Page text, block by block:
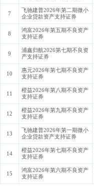
7
飞驰建普2026年第二期微小
企业贷款资产支持证券
8
鸿富2026年第五期不良资产
支持证券
9
浦鑫归航2026第七期不良资
产支持证券
10
惠元2026年第七期不良资产
支持证券
11
橙益2026年第八期不良资产
支持证券
12
橙益2026年第九期不良资产
支持证券
13
飞驰建普2026年第一期微小
企业贷款资产支持证券
14
橙益2026年第七期不良资产
支持证券
15
鸿富2026年第六期不良资产
支持证券